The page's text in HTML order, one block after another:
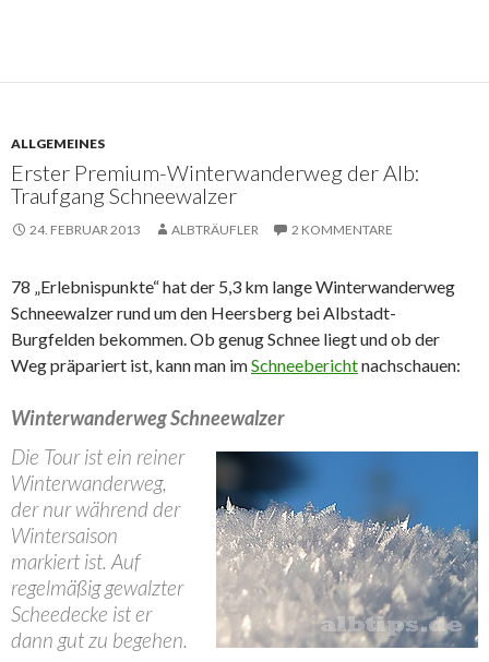
ALLGEMEINES
Erster Premium-Winterwanderweg der Alb:
Traufgang Schneewalzer
24. FEBRUAR 2013 ALBTRÄUFLER 2 KOMMENTARE
78 „Erlebnispunkte“ hat der 5,3 km lange Winterwanderweg
Schneewalzer rund um den Heersberg bei Albstadt-
Burgfelden bekommen. Ob genug Schnee liegt und ob der
Weg präpariert ist, kann man imSchneeberichtnachschauen:
Winterwanderweg Schneewalzer
Die Tour ist ein reiner
Winterwanderweg,
der nur während der
Wintersaison
markiert ist. Auf
regelmäßig gewalzter
Scheedecke ist er
dann gut zu begehen.